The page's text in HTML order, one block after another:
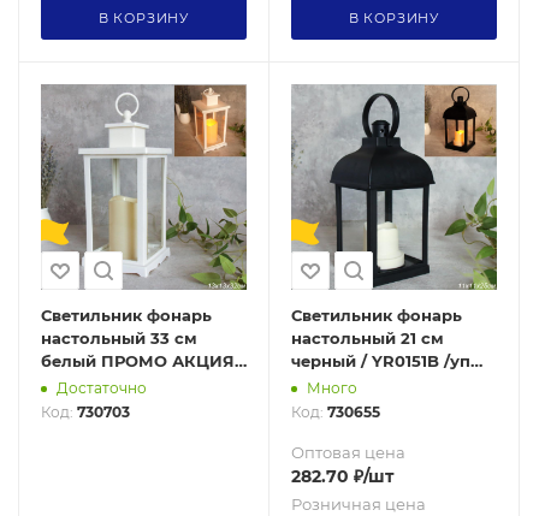
В КОРЗИНУ В КОРЗИНУ
Светильник фонарь
настольный 33 см
белый ПРОМО АКЦИЯ /
YR2101W /уп 24/
Достаточно
Код: 730703
Светильник фонарь
настольный 21 см
черный / YR0151B /уп
48/Много
Код: 730655
Оптовая цена
282.70 ₽/шт
Розничная цена